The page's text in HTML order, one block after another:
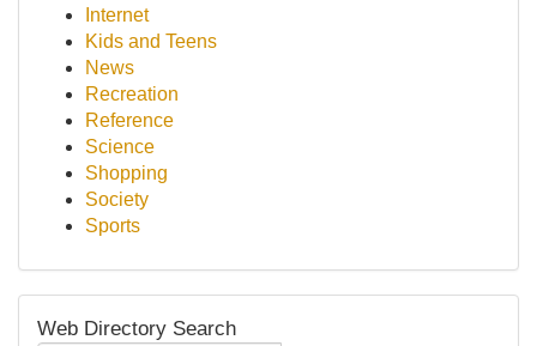
Internet
Kids and Teens
News
Recreation
Reference
Science
Shopping
Society
Sports
Web Directory Search